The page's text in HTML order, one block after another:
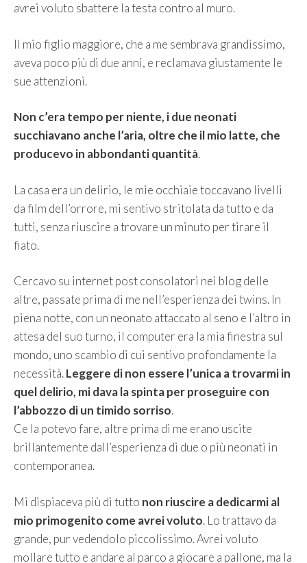
avrei voluto sbattere la testa contro al muro.
Il mio figlio maggiore, che a me sembrava grandissimo,
aveva poco più di due anni, e reclamava giustamente le
sue attenzioni.
Non c’era tempo per niente, i due neonati
succhiavano anche l’aria, oltre che il mio latte, che
producevo in abbondanti quantità.
La casa era un delirio, le mie occhiaie toccavano livelli
da film dell’orrore, mi sentivo stritolata da tutto e da
tutti, senza riuscire a trovare un minuto per tirare il
fiato.
Cercavo su internet post consolatori nei blog delle
altre, passate prima di me nell’esperienza dei twins. In
piena notte, con un neonato attaccato al seno e l’altro in
attesa del suo turno, il computer era la mia finestra sul
mondo, uno scambio di cui sentivo profondamente la
necessità.Leggere di non essere l’unica a trovarmi in
quel delirio, mi dava la spinta per proseguire con
l’abbozzo di un timido sorriso.
Ce la potevo fare, altre prima di me erano uscite
brillantemente dall’esperienza di due o più neonati in
contemporanea.
Mi dispiaceva più di tutto non riuscire a dedicarmi al
mio primogenito come avrei voluto. Lo trattavo da
grande, pur vedendolo piccolissimo. Avrei voluto
mollare tutto e andare al parco a giocare a pallone, ma la